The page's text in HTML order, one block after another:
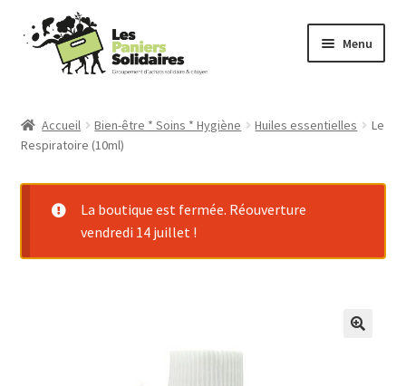
Aller
Aller
contenu
Menu
Producteurs
Accueil Bien-être * Soins * Hygiène Huiles essentielles
Le
Respiratoire (10ml)
La boutique est fermée. Réouverture
vendredi 14 juillet !